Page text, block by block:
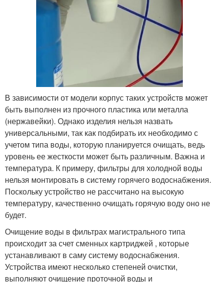
В зависимости от модели корпус таких устройств может
быть выполнен из прочного пластика или металла
(нержавейки). Однако изделия нельзя назвать
универсальными, так как подбирать их необходимо с
учетом типа воды, которую планируется очищать, ведь
уровень ее жесткости может быть различным. Важна и
температура. К примеру, фильтры для холодной воды
нельзя монтировать в систему горячего водоснабжения.
Поскольку устройство не рассчитано на высокую
температуру, качественно очищать горячую воду оно не
будет.
Очищение воды в фильтрах магистрального типа
происходит за счет сменных картриджей , которые
устанавливают в саму систему водоснабжения.
Устройства имеют несколько степеней очистки,
выполняют очищение проточной воды и